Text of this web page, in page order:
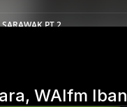
WAIfm Iban